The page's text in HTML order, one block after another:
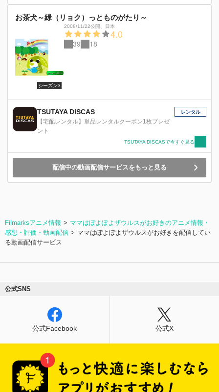
お茶犬～緑（リョク）っとものがたり～
シーズン3
2008/11/22公開 日本
4.0
39 18
TSUTAYA DISCAS
【宅配レンタル】単品レンタルクーポン1枚プレゼ
ント
レンタル
TSUTAYA DISCASで今すぐ見る
配信中の動画配信サービスをもっと見る
Filmarksアニメ情報
ママはぽよぽよザウルスがお好きのアニメ情報・
感想・評価・動画配信
ママはぽよぽよザウルスがお好きを配信してい
る動画配信サービス
公式SNS
公式Facebook 公式X